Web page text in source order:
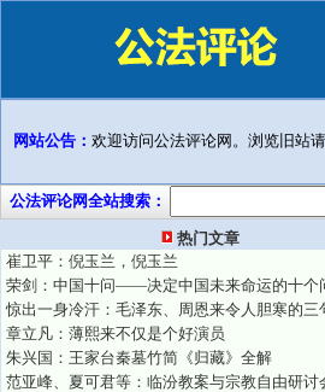
网站公告： 欢迎访问公法评论网。浏览旧站请
公法评论网全站搜索：
热门文章
崔卫平：倪玉兰，倪玉兰
荣剑：中国十问——决定中国未来命运的十个
惊出一身冷汗：毛泽东、周恩来令人胆寒的三
章立凡：薄熙来不仅是个好演员
朱兴国：王家台秦墓竹简《归藏》全解
范亚峰、夏可君等：临汾教案与宗教自由研讨